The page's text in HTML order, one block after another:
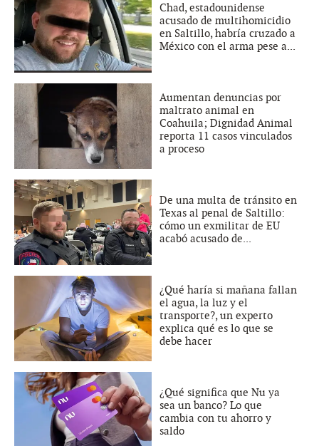
Chad, estadounidense
acusado de multihomicidio
en Saltillo, habría cruzado a
México con el arma pese a...
Aumentan denuncias por
maltrato animal en
Coahuila; Dignidad Animal
reporta 11 casos vinculados
a proceso
De una multa de tránsito en
Texas al penal de Saltillo:
cómo un exmilitar de EU
acabó acusado de...
¿Qué haría si mañana fallan
el agua, la luz y el
transporte?, un experto
explica qué es lo que se
debe hacer
¿Qué significa que Nu ya
sea un banco? Lo que
cambia con tu ahorro y
saldo